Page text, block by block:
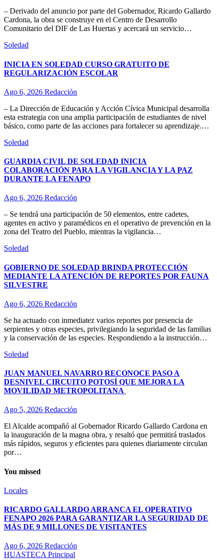
– Derivado del anuncio por parte del Gobernador, Ricardo Gallardo
Cardona, la obra se construye en el Centro de Desarrollo
Comunitario del DIF de Las Huertas y acercará un servicio…
Soledad
INICIA EN SOLEDAD CURSO GRATUITO DE
REGULARIZACIÓN ESCOLAR
Ago 6, 2026 Redacción
– La Dirección de Educación y Acción Cívica Municipal desarrolla
esta estrategia con una amplia participación de estudiantes de nivel
básico, como parte de las acciones para fortalecer su aprendizaje.…
Soledad
GUARDIA CIVIL DE SOLEDAD INICIA
COLABORACIÓN PARA LA VIGILANCIA Y LA PAZ
DURANTE LA FENAPO
Ago 6, 2026 Redacción
– Se tendrá una participación de 50 elementos, entre cadetes,
agentes en activo y paramédicos en el operativo de prevención en la
zona del Teatro del Pueblo, mientras la vigilancia…
Soledad
GOBIERNO DE SOLEDAD BRINDA PROTECCIÓN
MEDIANTE LA ATENCIÓN DE REPORTES POR FAUNA
SILVESTRE
Ago 6, 2026 Redacción
Se ha actuado con inmediatez varios reportes por presencia de
serpientes y otras especies, privilegiando la seguridad de las familias
y la conservación de las especies. Respondiendo a la instrucción…
Soledad
JUAN MANUEL NAVARRO RECONOCE PASO A
DESNIVEL CIRCUITO POTOSÍ QUE MEJORA LA
MOVILIDAD METROPOLITANA
Ago 5, 2026 Redacción
El Alcalde acompañó al Gobernador Ricardo Gallardo Cardona en
la inauguración de la magna obra, y resaltó que permitirá traslados
más rápidos, seguros y eficientes para quienes diariamente circulan
por…
You missed
Locales
RICARDO GALLARDO ARRANCA EL OPERATIVO
FENAPO 2026 PARA GARANTIZAR LA SEGURIDAD DE
MÁS DE 9 MILLONES DE VISITANTES
Ago 6, 2026 Redacción
HUASTECAPrincipal